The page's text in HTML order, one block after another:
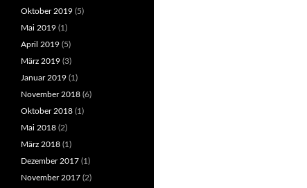
Oktober 2019 (5)
Mai 2019 (1)
April 2019 (5)
März 2019 (3)
Januar 2019 (1)
November 2018 (6)
Oktober 2018 (1)
Mai 2018 (2)
März 2018 (1)
Dezember 2017 (1)
November 2017 (2)